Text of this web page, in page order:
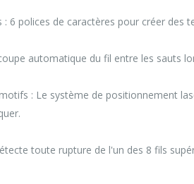
: 6 polices de caractères pour créer
automatique du fil entre les sauts
: Le système de positionnement
toute rupture de l'un des 8 fils